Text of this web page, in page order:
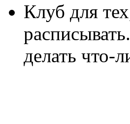
Клуб для
делать что-